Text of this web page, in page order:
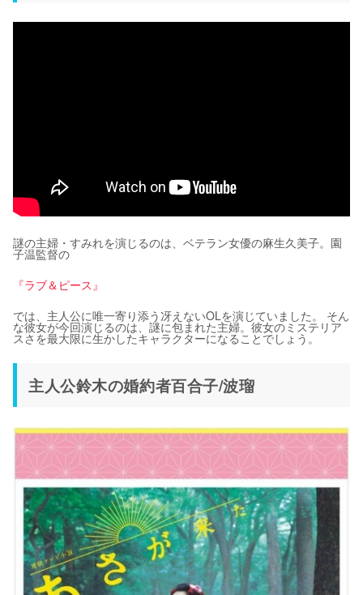
謎の主婦・すみれを演じるのは、ベテラン女優の麻生久美子。園
子温監督の
『ラブ＆ピース』
では、主人公に唯一寄り添う冴えないOLを演じていました。 そん
な彼女が今回演じるのは、謎に包まれた主婦。彼女のミステリア
スさを最大限に生かしたキャラクターになることでしょう。
主人公鈴木の婚約者百合子/波瑠